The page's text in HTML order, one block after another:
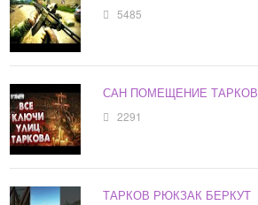
5485
САН ПОМЕЩЕНИЕ ТАРКОВ
2291
ТАРКОВ РЮКЗАК БЕРКУТ